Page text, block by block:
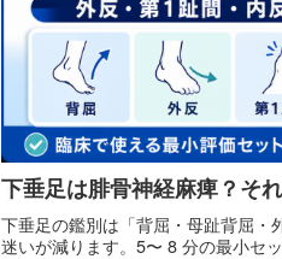
下垂足は腓骨神経麻痺？そ
下垂足の鑑別は「背屈・母趾背屈・
迷いが減ります。5〜 8 分の最小セ